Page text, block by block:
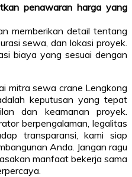
penawaran harga yang
memberikan detail tentang
sewa, dan lokasi proyek.
biaya yang sesuai dengan
mitra sewa crane Lengkong
keputusan yang tepat
dan keamanan proyek.
berpengalaman, legalitas
transparansi, kami siap
Anda. Jangan ragu
manfaat bekerja sama